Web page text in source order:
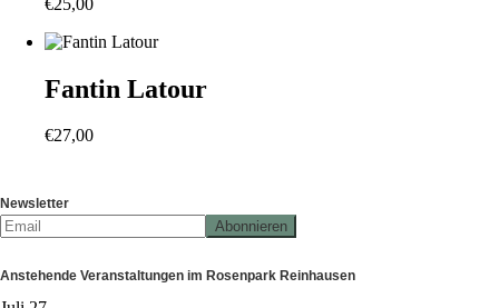
Fantin Latour
€27,00
Newsletter
Anstehende Veranstaltungen im Rosenpark Reinhausen